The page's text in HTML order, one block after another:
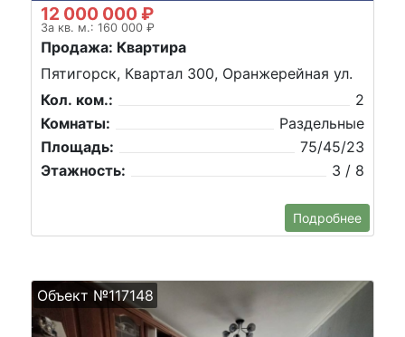
12 000 000 ₽
За кв. м.: 160 000 ₽
Продажа: Квартира
Пятигорск, Квартал 300, Оранжерейная ул.
Кол. ком.:
2
Комнаты:
Раздельные
Площадь:
75/45/23
Этажность:
3 / 8
Подробнее
Объект №117148